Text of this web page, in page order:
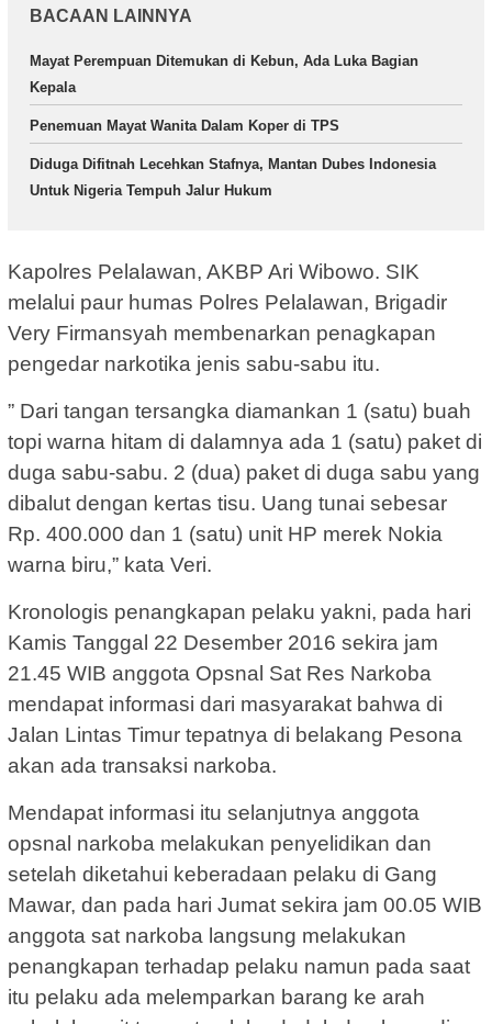
BACAAN LAINNYA
Mayat Perempuan Ditemukan di Kebun, Ada Luka Bagian
Kepala
Penemuan Mayat Wanita Dalam Koper di TPS
Diduga Difitnah Lecehkan Stafnya, Mantan Dubes Indonesia
Untuk Nigeria Tempuh Jalur Hukum
Kapolres Pelalawan, AKBP Ari Wibowo. SIK
melalui paur humas Polres Pelalawan, Brigadir
Very Firmansyah membenarkan penagkapan
pengedar narkotika jenis sabu-sabu itu.
” Dari tangan tersangka diamankan 1 (satu) buah
topi warna hitam di dalamnya ada 1 (satu) paket di
duga sabu-sabu. 2 (dua) paket di duga sabu yang
dibalut dengan kertas tisu. Uang tunai sebesar
Rp. 400.000 dan 1 (satu) unit HP merek Nokia
warna biru,” kata Veri.
Kronologis penangkapan pelaku yakni, pada hari
Kamis Tanggal 22 Desember 2016 sekira jam
21.45 WIB anggota Opsnal Sat Res Narkoba
mendapat informasi dari masyarakat bahwa di
Jalan Lintas Timur tepatnya di belakang Pesona
akan ada transaksi narkoba.
Mendapat informasi itu selanjutnya anggota
opsnal narkoba melakukan penyelidikan dan
setelah diketahui keberadaan pelaku di Gang
Mawar, dan pada hari Jumat sekira jam 00.05 WIB
anggota sat narkoba langsung melakukan
penangkapan terhadap pelaku namun pada saat
itu pelaku ada melemparkan barang ke arah